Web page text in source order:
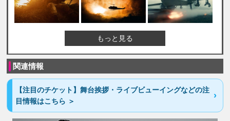
もっと見る
関連情報
【注目のチケット】舞台挨拶・ライブビューイングなどの注
目情報はこちら ＞